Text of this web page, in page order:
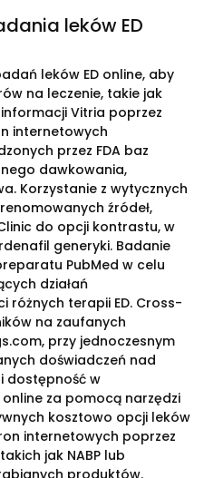
leków ED
leków ED online, aby
na leczenie, takie jak
Vitria poprzez
internetowych
przez FDA baz
dawkowania,
Korzystanie z wytycznych
źródeł,
do opcji kontrastu, w
generyki. Badanie
PubMed w celu
działań
różnych terapii ED. Cross-
na zaufanych
przy jednoczesnym
doświadczeń nad
dostępność w
za pomocą narzędzi
kosztowo opcji leków
internetowych poprzez
jak NABP lub
produktów.